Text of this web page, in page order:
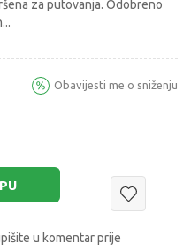
za putovanja. Odobreno
...
Obavijesti me o sniženju
u komentar prije